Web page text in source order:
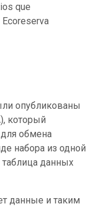
que
опубликованы
который
обмена
набора из одной
таблица данных
данные и таким